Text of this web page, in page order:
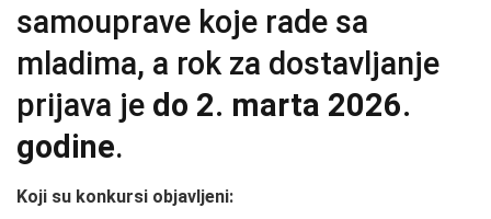
samouprave koje rade sa
mladima, a rok za dostavljanje
prijava je do 2. marta 2026.
godine.
Koji su konkursi objavljeni: